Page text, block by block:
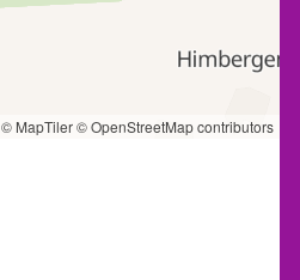
© MapTiler© OpenStreetMap contributors